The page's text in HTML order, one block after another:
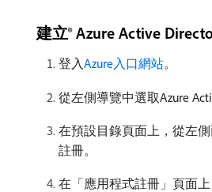
建立® Azure Active
登入Azure入口網站。
從左側導覽中選取Azure
在預設目錄頁面上，從左
註冊。
在「應用程式註冊」頁面